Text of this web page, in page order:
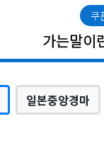
쿠
가는말이
일본중앙경마